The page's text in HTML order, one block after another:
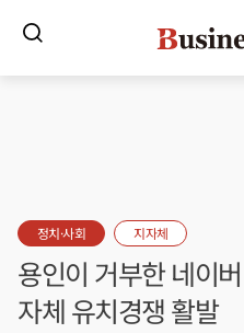
정치·사회 지자체
용인이 거부한 네이
자체 유치경쟁 활발